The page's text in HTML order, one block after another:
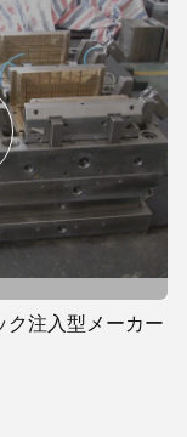
ク注入型メーカー